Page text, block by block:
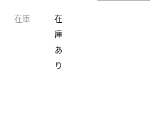
在庫
在
庫
あ
り